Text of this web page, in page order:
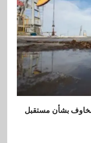
ندوة إلكترونية
2030
بشأن مستقبل